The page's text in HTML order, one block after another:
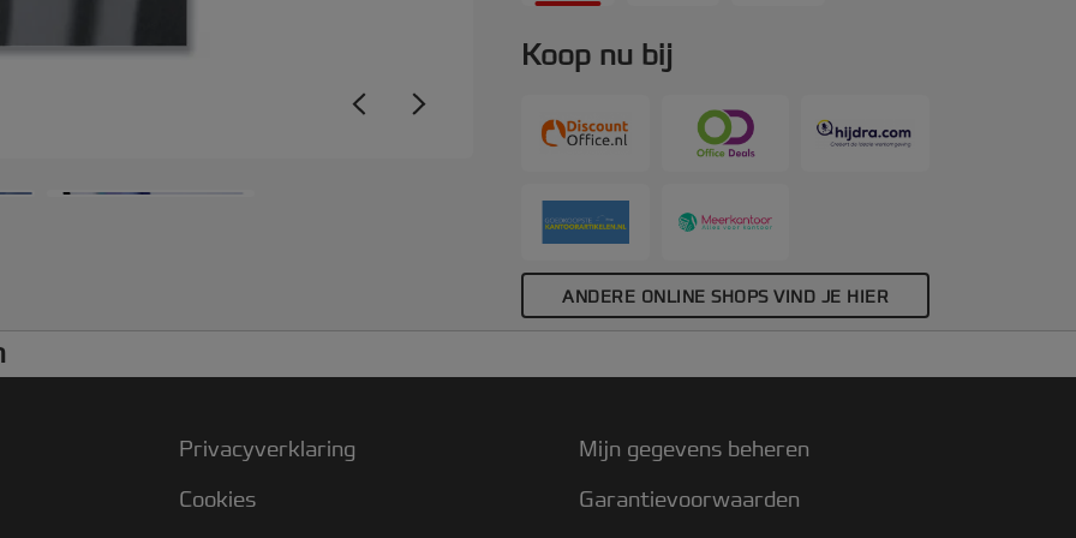
100.
Koop nu bij
ANDERE ONLINE SHOPS VIND JE HIER
Privacyverklaring
Cookies
Mijn gegevens beheren
Garantievoorwaarden